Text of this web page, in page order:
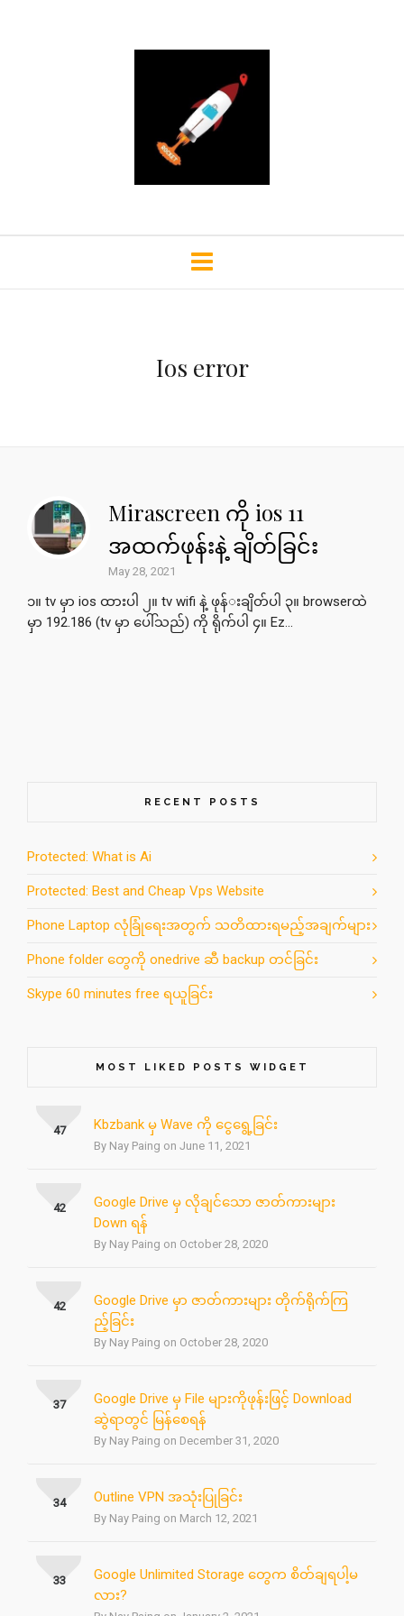
Ios error
Mirascreen ကို ios 11
အထက်ဖုန်းနဲ့ ချိတ်ခြင်း
May 28, 2021
၁​။ tv မှာ ios ထားပါ ၂။ tv wifi နဲ့ ဖုန်​းချိတ်​ပါ ၃။ browserထဲ
မှာ 192.186 (tv မှာ ​ပေါ်သည်​) ကို ရိုက်​ပါ ၄။ Ez...
RECENT POSTS
Protected: What is Ai
Protected: Best and Cheap Vps Website
Phone Laptop လုံခြုံရေးအတွက် သတိထားရမည့်အချက်များ
Phone folder တွေကို onedrive ဆီ backup တင်ခြင်း
Skype 60 minutes free ရယူခြင်း
MOST LIKED POSTS WIDGET
Kbzbank မှ Wave ကို ငွေရွေ့ခြင်း
By Nay Paing on June 11, 2021
47
Google Drive မှ လိုချင်သော ဇာတ်ကားများ
Down ရန်
By Nay Paing on October 28, 2020
42
Google Drive မှာ ဇာတ်ကားများ တိုက်ရိုက်ကြ
ည့်ခြင်း
By Nay Paing on October 28, 2020
42
Google Drive မှ File များကိုဖုန်းဖြင့် Download
ဆွဲရာတွင် မြန်စေရန်
By Nay Paing on December 31, 2020
37
Outline VPN အသုံးပြုခြင်း
By Nay Paing on March 12, 2021
34
Google Unlimited Storage တွေက စိတ်ချရပါ့မ
လား?
33